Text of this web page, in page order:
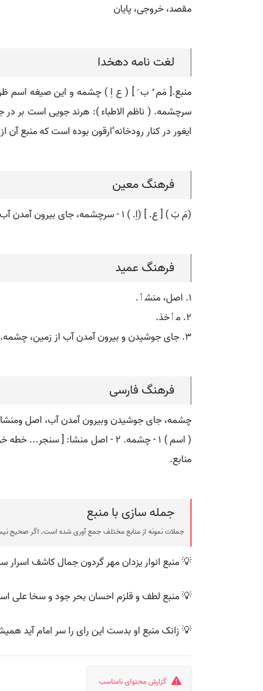
مقصد، خروجی، پایان
لغت نامه دهخدا
منبع.[ مَم ْ ب َ ] ( ع اِ ) چشمه و این صیغه اسم
ایغور در کنار رودخانه ٔارقون بوده است که منبع آن
فرهنگ معین
(مَ بَ ) [ ع. ] (اِ. ) ۱ - سرچشمه، جای بیرون آمدن آب. ج. منابع. ۲ - محل پیدایش چیزی، منشأ، اصل.
فرهنگ عمید
۱. اصل، منشٲ.
۲. مٲخذ.
۳. جای جوشیدن و بیرون آمدن آب از زمین، چشمه.
فرهنگ فارسی
چشمه، جای جوشیدن وبیرون آمدن آب، اصل
منابع.
جمله سازی با منبع
جملات نمونه از منابع مختلف جمع آوری شده است، اگر صحیح
💡 منبع انوار یزدان مهر گردون جمال کاشف اسرار
💡 منبع لطف و قلزم احسان بحر جود و سخا علی
💡 زانک منبع او بدست این رای را سر امام آید
گزارش محتوای نامناسب